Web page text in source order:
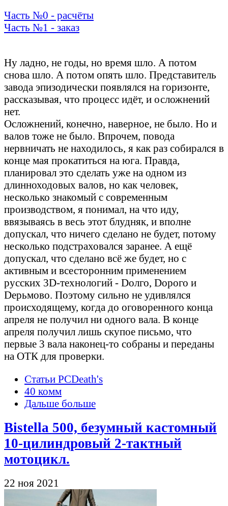
Часть №0 - расчёты
Часть №1 - заказ
Ну ладно, не годы, но время шло. А потом
снова шло. А потом опять шло. Представитель
завода эпизодически появлялся на горизонте,
рассказывая, что процесс идёт, и осложнений
нет.
Осложнений, конечно, наверное, не было. Но и
валов тоже не было. Впрочем, повода
нервничать не находилось, я как раз собирался в
конце мая прокатиться на юга. Правда,
планировал это сделать уже на одном из
длинноходовых валов, но как человек,
несколько знакомый с современным
производством, я понимал, на что иду,
ввязываясь в весь этот блудняк, и вполне
допускал, что ничего сделано не будет, потому
несколько подстраховался заранее. А ещё
допускал, что сделано всё же будет, но с
активным и всесторонним применением
русских 3D-технологий - Dолго, Dорого и
Dерьмово. Поэтому сильно не удивлялся
происходящему, когда до оговоренного конца
апреля не получил ни одного вала. В конце
апреля получил лишь скупое письмо, что
первые 3 вала наконец-то собраны и переданы
на ОТК для проверки.
Статьи PCDeath's
40 комм
Дальше больше
Bistella 500, безумный кастомный
10-цилиндровый 2-тактный
мотоцикл.
22 ноя 2021